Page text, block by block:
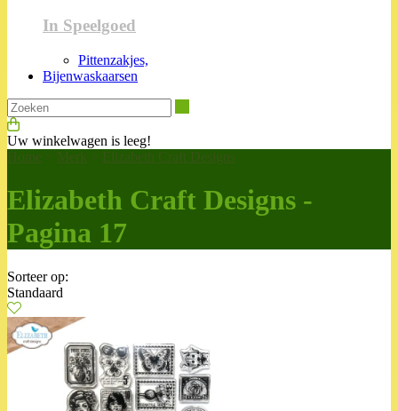
In Speelgoed
Pittenzakjes,
Bijenwaskaarsen
Uw winkelwagen is leeg!
Home
Merk Elizabeth Craft Designs
Elizabeth Craft Designs -
Pagina 17
Sorteer op:
Standaard